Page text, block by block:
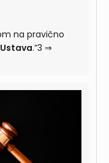
na pravično
Ustava.”3 ⇒